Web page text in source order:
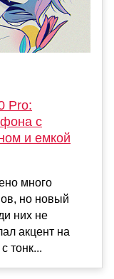
Pro:
с
и емкой
много
но новый
них не
акцент на
тонк...